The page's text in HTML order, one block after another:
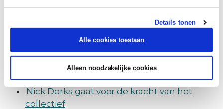
Details tonen
Alle cookies toestaan
Alleen noodzakelijke cookies
Regio Overleg(t)
In Brussel voor European Week of Regions
and Cities
Nieuwe samenstelling bestuurlijk
opgaveteam Ontspannen regio
Nick Derks gaat voor de kracht van het
collectief